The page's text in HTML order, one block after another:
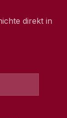
direkt in